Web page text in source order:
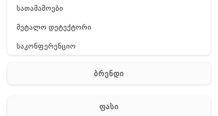
სათამაშოები
მეტალო დეტექტორი
საკონფერენციო
რაცია
ბრენდი
ფასი